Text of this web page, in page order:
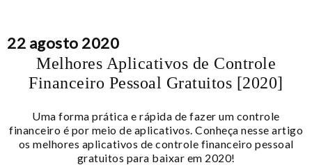
22 agosto 2020
Melhores Aplicativos de Controle
Financeiro Pessoal Gratuitos [2020]
Uma forma prática e rápida de fazer um controle
financeiro é por meio de aplicativos. Conheça nesse artigo
os melhores aplicativos de controle financeiro pessoal
gratuitos para baixar em 2020!